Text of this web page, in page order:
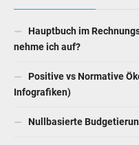
Hauptbuch im
nehme ich auf?
Positive vs Normative
Infografiken)
Nullbasierte